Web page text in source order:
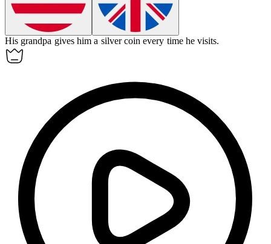
His grandpa gives him a silver coin every time he visits.